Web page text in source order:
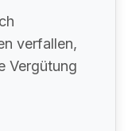
verfallen,
Vergütung